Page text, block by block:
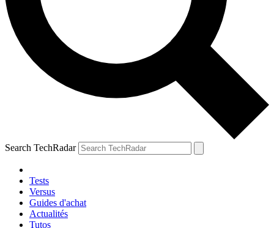
Search TechRadar
Tests
Versus
Guides d'achat
Actualités
Tutos